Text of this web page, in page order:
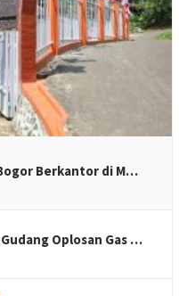
Berkantor di M…
Oplosan Gas …